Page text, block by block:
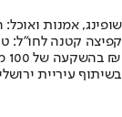
שופינג, אמנות
קפיצה קטנה לחו"ל:
בהשקעה של 100 מיליון ₪
בשיתוף עיריית